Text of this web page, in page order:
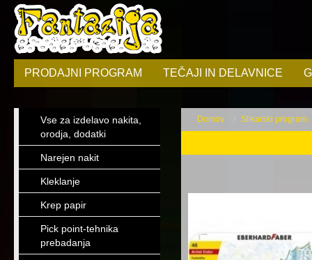
PRODAJNI PROGRAM TEČAJI IN DELAVNICE
Vse za izdelavo nakita,
orodja, dodatki
Narejen nakit
Kleklanje
Krep papir
Pick point-tehnika
prebadanja
Domov Slikarski program